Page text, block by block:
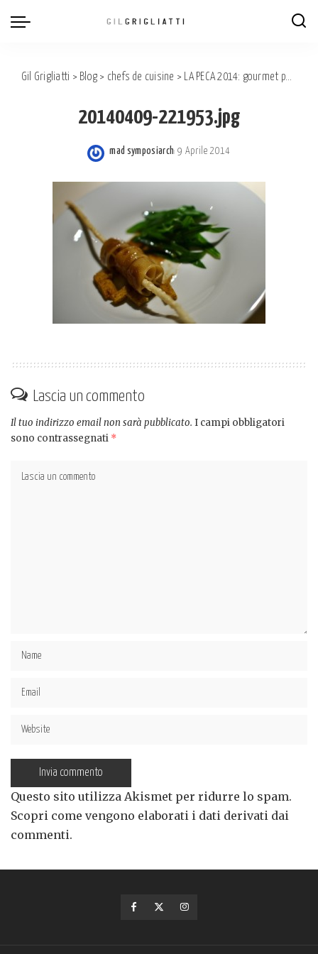
Gil Grigliatti > Blog > chefs de cuisine > LA PECA 2014: gourmet paradise.
20140409-221953.jpg
Posted
mad symposiarch 9 Aprile 2014
Lascia un commento
Il tuo indirizzo email non sarà pubblicato. I campi obbligatori
sono contrassegnati *
Questo sito utilizza Akismet per ridurre lo spam.
Scopri come vengono elaborati i dati derivati dai
commenti.